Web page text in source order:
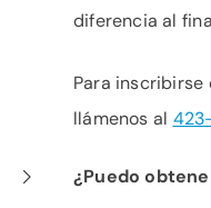
diferencia al
Para inscribirse
llámenos al
¿Puedo